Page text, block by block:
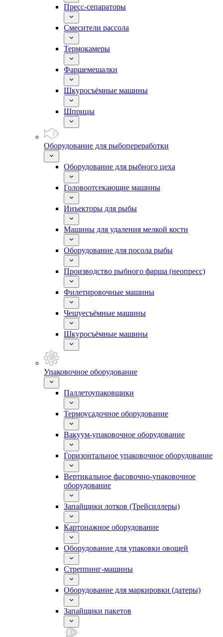
Пресс-сепараторы
Смесители рассола
Термокамеры
Фаршемешалки
Шкуросъёмные машины
Шприцы
Оборудование для рыбопереработки
Оборудование для рыбного цеха
Головоотсекающие машины
Инъекторы для рыбы
Машины для удаления мелкой кости
Оборудование для посола рыбы
Производство рыбного фарша (неопресс)
Филетировочные машины
Чешуесъёмные машины
Шкуросъёмные машины
Упаковочное оборудование
Паллетоупаковщики
Термоусадочное оборудование
Вакуум-упаковочное оборудование
Горизонтальное упаковочное оборудование
Вертикальное фасовочно-упаковочное
оборудование
Запайщики лотков (Трейсиллеры)
Картонажное оборудование
Оборудование для упаковки овощей
Стреппинг-машины
Оборудование для маркировки (датеры)
Запайщики пакетов